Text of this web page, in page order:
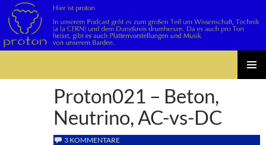
Proton021 – Beton,
Neutrino, AC-vs-DC
3 KOMMENTARE